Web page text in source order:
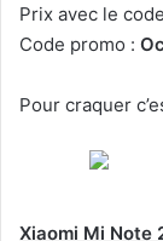
Prix avec le
Code promo :
Pour craquer
Xiaomi Mi Note